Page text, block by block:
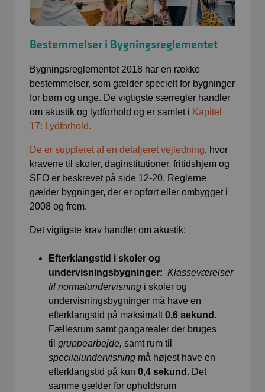
Bestemmelser i Bygningsreglementet
Bygningsreglementet 2018 har en række
bestemmelser, som gælder specielt for bygninger
for børn og unge. De vigtigste særregler handler
om akustik og lydforhold og er samlet i Kapitel
17: Lydforhold.
De er suppleret af en detaljeret vejledning, hvor
kravene til skoler, daginstitutioner, fritidshjem og
SFO er beskrevet på side 12-20. Reglerne
gælder bygninger, der er opført eller ombygget i
2008 og frem.
Det vigtigste krav handler om akustik:
Efterklangstid i skoler og
undervisningsbygninger: Klasseværelser
til normalundervisning i skoler og
undervisningsbygninger må have en
efterklangstid på maksimalt0,6 sekund .
Fællesrum samt gangarealer der bruges
til gruppearbejde, samt rum til
speciialundervisning må højest have en
efterklangstid på kun 0,4 sekund . Det
samme gælder for opholdsrum